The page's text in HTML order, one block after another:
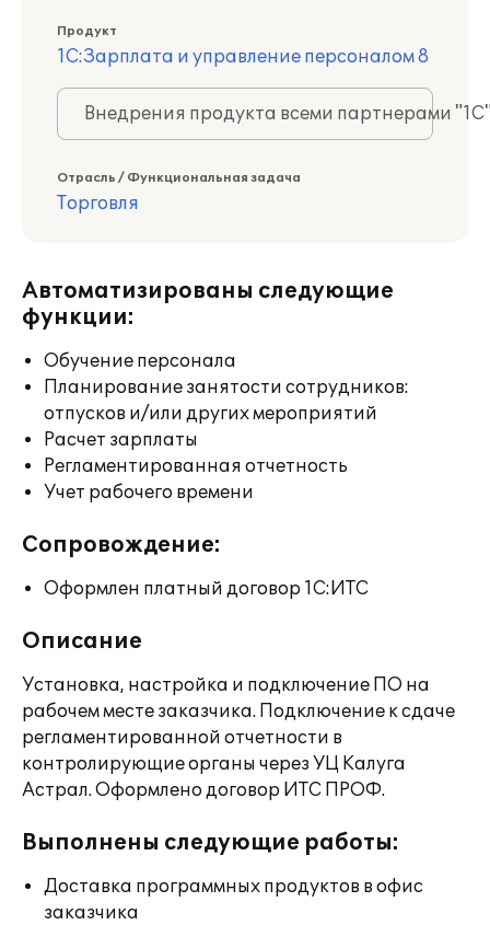
Продукт
1С:Зарплата и управление персоналом 8
Внедрения продукта всеми партнерами
Отрасль / Функциональная задача
Торговля
Автоматизированы следующие
функции:
Обучение персонала
Планирование занятости сотрудников:
отпусков и/или других мероприятий
Расчет зарплаты
Регламентированная отчетность
Учет рабочего времени
Сопровождение:
Оформлен платный договор 1С:ИТС
Описание
Установка, настройка и подключение ПО на
рабочем месте заказчика. Подключение к сдаче
регламентированной отчетности в
контролирующие органы через УЦ Калуга
Астрал. Оформлено договор ИТС ПРОФ.
Выполнены следующие работы:
Доставка программных продуктов в офис
заказчика